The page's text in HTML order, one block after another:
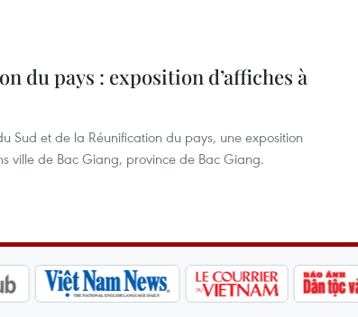
du pays : exposition d’affiches à
Sud et de la Réunification du pays, une exposition
ville de Bac Giang, province de Bac Giang.